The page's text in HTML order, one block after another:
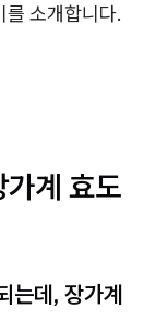
를 소개합니다.
계 효도
는데, 장가계